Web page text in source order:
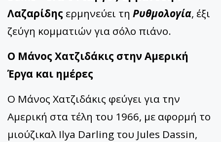
Λαζαρίδης ερμηνεύει τη Ρυθμολογία, έξι
ζεύγη κομματιών για σόλο πιάνο.
Ο Μάνος Χατζιδάκις στην Αμερική
Έργα και ημέρες
Ο Μάνος Χατζιδάκις φεύγει για την
Αμερική στα τέλη του 1966, με αφορμή το
μιούζικαλ Ilya Darling του Jules Dassin,